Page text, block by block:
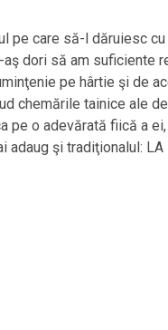
pe care să-l dăruiesc
aş dori să am suficiente
pe hârtie şi de
chemările tainice ale
pe o adevărată fiică a
şi tradiţionalul: LA